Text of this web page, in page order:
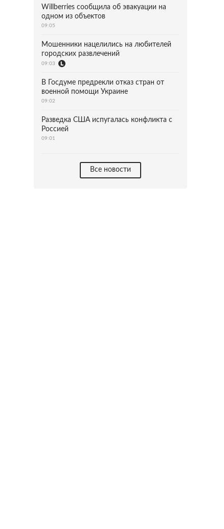
Willberries сообщила об эвакуации на
одном из объектов
09:05
Мошенники нацелились на любителей
городских развлечений
09:03
В Госдуме предрекли отказ стран от
военной помощи Украине
09:02
Разведка США испугалась конфликта с
Россией
09:01
Все новости